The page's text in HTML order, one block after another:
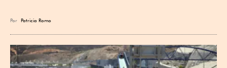
Por Patricia Romo